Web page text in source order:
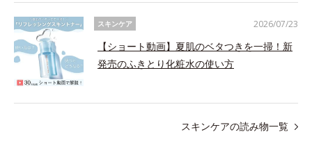
スキンケア
【ショート動画】夏肌のベタつきを一掃！新
発売のふきとり化粧水の使い方
2026/07/23
スキンケアの読み物一覧